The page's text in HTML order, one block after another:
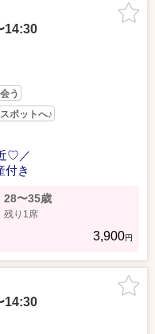
14:30
う
スポットへ♪
♡／
付き
28〜35歳
残り1席
3,900円
14:30